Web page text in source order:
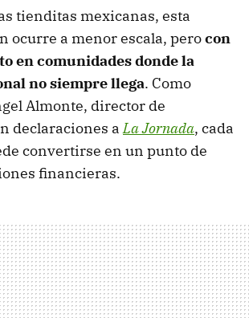
tienditas mexicanas, esta
ocurre a menor escala, perocon
en comunidades donde la
no siempre llega. Como
Almonte, director de
declaraciones aLa Jornada, cada
convertirse en un punto de
financieras.